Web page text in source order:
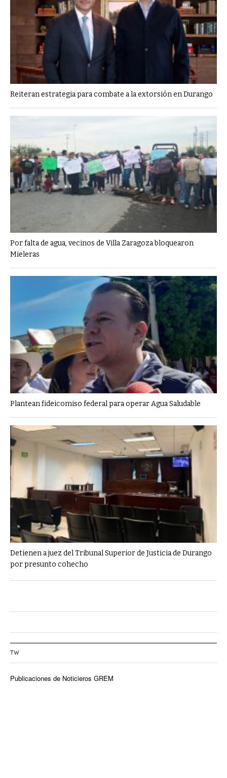
Reiteran estrategia para combate a la extorsión en Durango
Por falta de agua, vecinos de Villa Zaragoza bloquearon
Mieleras
Plantean fideicomiso federal para operar Agua Saludable
Detienen a juez del Tribunal Superior de Justicia de Durango
por presunto cohecho
TW
Publicaciones de Noticieros GREM